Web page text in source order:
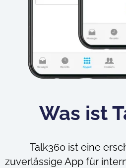
Was ist
Talk360 ist eine
zuverlässige App für